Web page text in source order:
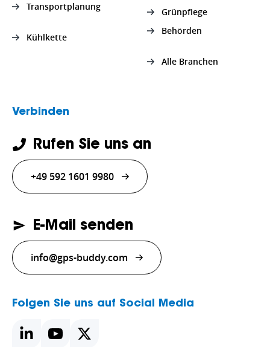
Transportplanung
Kühlkette
Grünpflege
Behörden
Alle Branchen
Verbinden
Rufen Sie uns an
+49 592 1601 9980
E-Mail senden
info@gps-buddy.com
Folgen Sie uns auf Social Media